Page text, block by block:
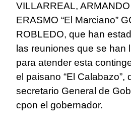
VILLARREAL,
ERASMO “El Marciano”
ROBLEDO, que han
las reuniones que se han
para atender esta
el paisano “El Calabazo”,
secretario General de
cpon el gobernador.